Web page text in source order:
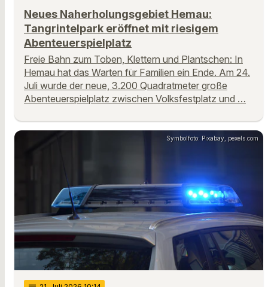
Neues Naherholungsgebiet Hemau:
Tangrintelpark eröffnet mit riesigem
Abenteuerspielplatz
Freie Bahn zum Toben, Klettern und Plantschen: In
Hemau hat das Warten für Familien ein Ende. Am 24.
Juli wurde der neue, 3.200 Quadratmeter große
Abenteuerspielplatz zwischen Volksfestplatz und …
Symbolfoto: Pixabay, pexels.com